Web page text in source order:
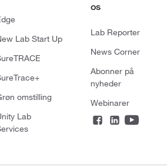
Lab Start Up
omstilling
Lab
os
Lab Reporter
News Corner
Abonner på
nyheder
Webinarer